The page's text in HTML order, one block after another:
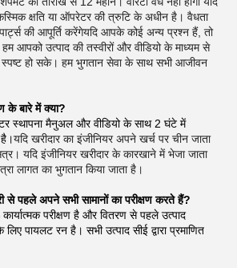
क्षति या ऑपरेटर की त्रुटि के अधीन है। वैधता
की आपूर्ति करेंगेयदि आपके कोई अन्य प्रश्न हैं, तो
आपको उत्पाद की तस्वीरों और वीडियो के माध्यम से
स्पष्ट हो सके। हम भुगतान सेवा के साथ सभी आजीवन
के बारे में क्या?
स्थापना मैनुअल और वीडियो के साथ 2 घंटे में
यदि खरीदार का इंजीनियर अपने खर्च पर चीन जाता
यदि इंजीनियर खरीदार के कारखाने में भेजा जाता
लागत का भुगतान किया जाता है।
से पहले अपने सभी सामानों का परीक्षण करते हैं?
परीक्षण है और वितरण से पहले उत्पाद
पायलट रन है। सभी उत्पाद सीई द्वारा प्रमाणित